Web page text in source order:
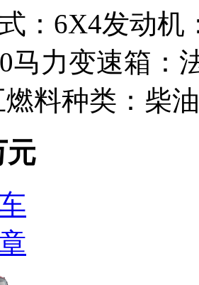
： 6X4发动机
马力变速箱：
燃料种类： 柴油
元